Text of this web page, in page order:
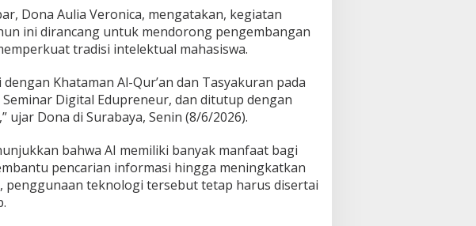
Dona Aulia Veronica, mengatakan, kegiatan
ini dirancang untuk mendorong pengembangan
tradisi intelektual mahasiswa.
Khataman Al-Qur’an dan Tasyakuran pada
Digital Edupreneur, dan ditutup dengan
ujar Dona di Surabaya, Senin (8/6/2026).
bahwa AI memiliki banyak manfaat bagi
pencarian informasi hingga meningkatkan
penggunaan teknologi tersebut tetap harus disertai